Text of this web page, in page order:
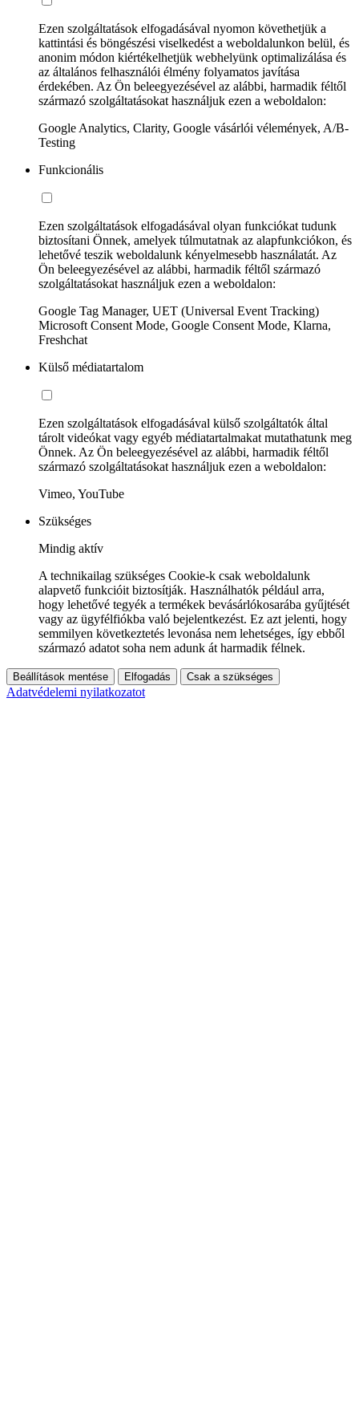
Ezen szolgáltatások elfogadásával nyomon követhetjük a
kattintási és böngészési viselkedést a weboldalunkon belül, és
anonim módon kiértékelhetjük webhelyünk optimalizálása és
az általános felhasználói élmény folyamatos javítása
érdekében. Az Ön beleegyezésével az alábbi, harmadik féltől
származó szolgáltatásokat használjuk ezen a weboldalon:
Google Analytics, Clarity, Google vásárlói vélemények, A/B-
Testing
Funkcionális
Ezen szolgáltatások elfogadásával olyan funkciókat tudunk
biztosítani Önnek, amelyek túlmutatnak az alapfunkciókon, és
lehetővé teszik weboldalunk kényelmesebb használatát. Az
Ön beleegyezésével az alábbi, harmadik féltől származó
szolgáltatásokat használjuk ezen a weboldalon:
Google Tag Manager, UET (Universal Event Tracking)
Microsoft Consent Mode, Google Consent Mode, Klarna,
Freshchat
Külső médiatartalom
Ezen szolgáltatások elfogadásával külső szolgáltatók által
tárolt videókat vagy egyéb médiatartalmakat mutathatunk meg
Önnek. Az Ön beleegyezésével az alábbi, harmadik féltől
származó szolgáltatásokat használjuk ezen a weboldalon:
Vimeo, YouTube
Szükséges
Mindig aktív
A technikailag szükséges Cookie-k csak weboldalunk
alapvető funkcióit biztosítják. Használhatók például arra,
hogy lehetővé tegyék a termékek bevásárlókosarába gyűjtését
vagy az ügyfélfiókba való bejelentkezést. Ez azt jelenti, hogy
semmilyen következtetés levonása nem lehetséges, így ebből
származó adatot soha nem adunk át harmadik félnek.
Beállítások mentése Elfogadás Csak a szükséges
Adatvédelemi nyilatkozatot